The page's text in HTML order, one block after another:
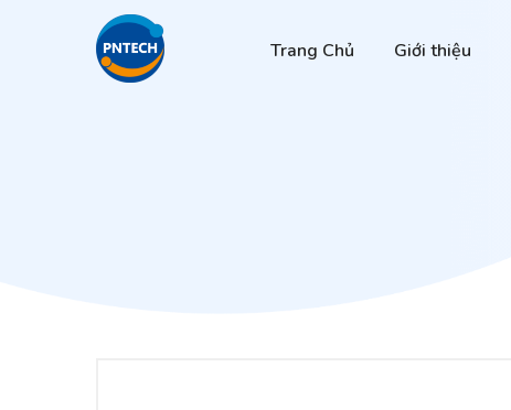
Trang Chủ Giới thiệu